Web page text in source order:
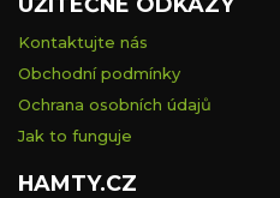
Kontaktujte nás
Obchodní podmínky
Ochrana osobních údajů
Jak to funguje
HAMTY.CZ